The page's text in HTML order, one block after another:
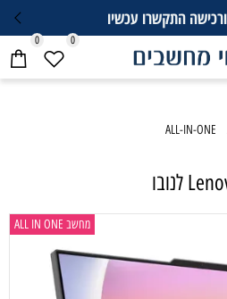
התקשרו עכשיו
0 0
מחשב ALL IN ONE